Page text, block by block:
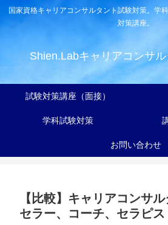
国家資格キャリアコンサルタント試験対策。学
対策講座。
Shien.Labキャリアコンサ
試験対策講座（面接）
学科試験対策
お問い合わせ
【比較】キャリアコンサ
セラー、コーチ、セラピ